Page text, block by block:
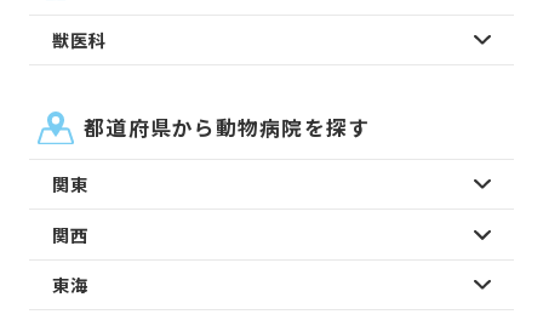
獣医科
都道府県から動物病院を探す
関東
関西
東海